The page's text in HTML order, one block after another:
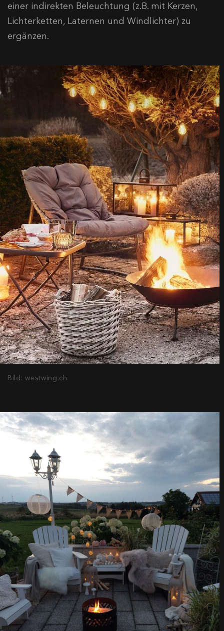
einer indirekten Beleuchtung (z.B. mit Kerzen,
Lichterketten, Laternen und Windlichter) zu
ergänzen.
Bild: westwing.ch